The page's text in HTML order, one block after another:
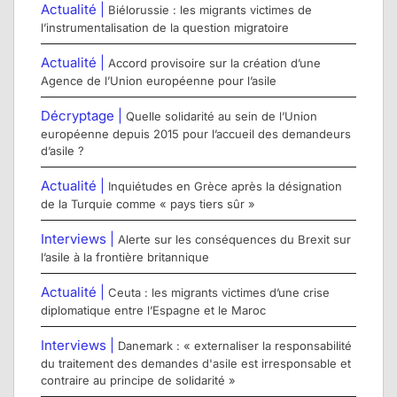
Actualité |
Biélorussie : les migrants victimes de
l’instrumentalisation de la question migratoire
Actualité | Accord provisoire sur la création d’une
Agence de l’Union européenne pour l’asile
Décryptage | Quelle solidarité au sein de l’Union
européenne depuis 2015 pour l’accueil des demandeurs
d’asile ?
Actualité |
Inquiétudes en Grèce après la désignation
de la Turquie comme « pays tiers sûr »
Interviews | Alerte sur les conséquences du Brexit sur
l’asile à la frontière britannique
Actualité | Ceuta : les migrants victimes d’une crise
diplomatique entre l’Espagne et le Maroc
Interviews |
Danemark : « externaliser la responsabilité
du traitement des demandes d'asile est irresponsable et
contraire au principe de solidarité »